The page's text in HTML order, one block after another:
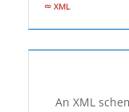
XML
An XML